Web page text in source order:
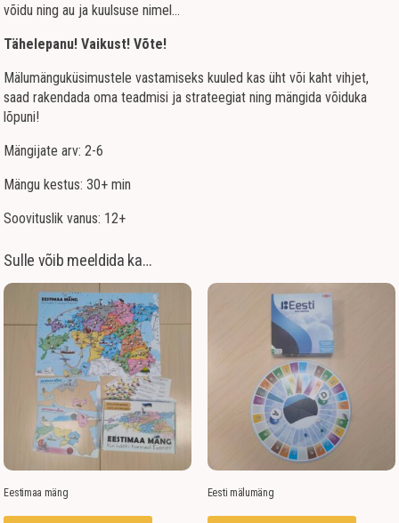
võidu ning au ja kuulsuse nimel…
Tähelepanu! Vaikust! Võte!
Mälumänguküsimustele vastamiseks kuuled kas üht või kaht vihjet,
saad rakendada oma teadmisi ja strateegiat ning mängida võiduka
lõpuni!
Mängijate arv: 2-6
Mängu kestus: 30+ min
Soovituslik vanus: 12+
Sulle võib meeldida ka…
Eestimaa mäng Eesti mälumäng